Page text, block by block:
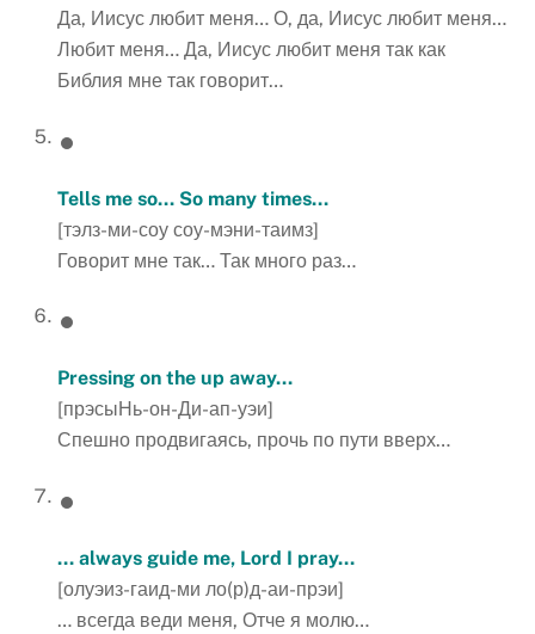
Да, Иисус любит меня… О, да, Иисус любит меня…
Любит меня… Да, Иисус любит меня так как
Библия мне так говорит…
Tells me so… So many times…
[тэлз-ми-соу соу-мэни-таимз]
Говорит мне так… Так много раз…
Pressing on the up away…
[прэсыНь-он-Ди-ап-уэи]
Спешно продвигаясь, прочь по пути вверх…
… always guide me, Lord I pray…
[олуэиз-гаид-ми ло(р)д-аи-прэи]
… всегда веди меня, Отче я молю…